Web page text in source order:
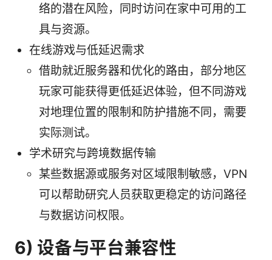
络的潜在风险，同时访问在家中可用的工
具与资源。
在线游戏与低延迟需求
借助就近服务器和优化的路由，部分地区
玩家可能获得更低延迟体验，但不同游戏
对地理位置的限制和防护措施不同，需要
实际测试。
学术研究与跨境数据传输
某些数据源或服务对区域限制敏感，VPN
可以帮助研究人员获取更稳定的访问路径
与数据访问权限。
6) 设备与平台兼容性